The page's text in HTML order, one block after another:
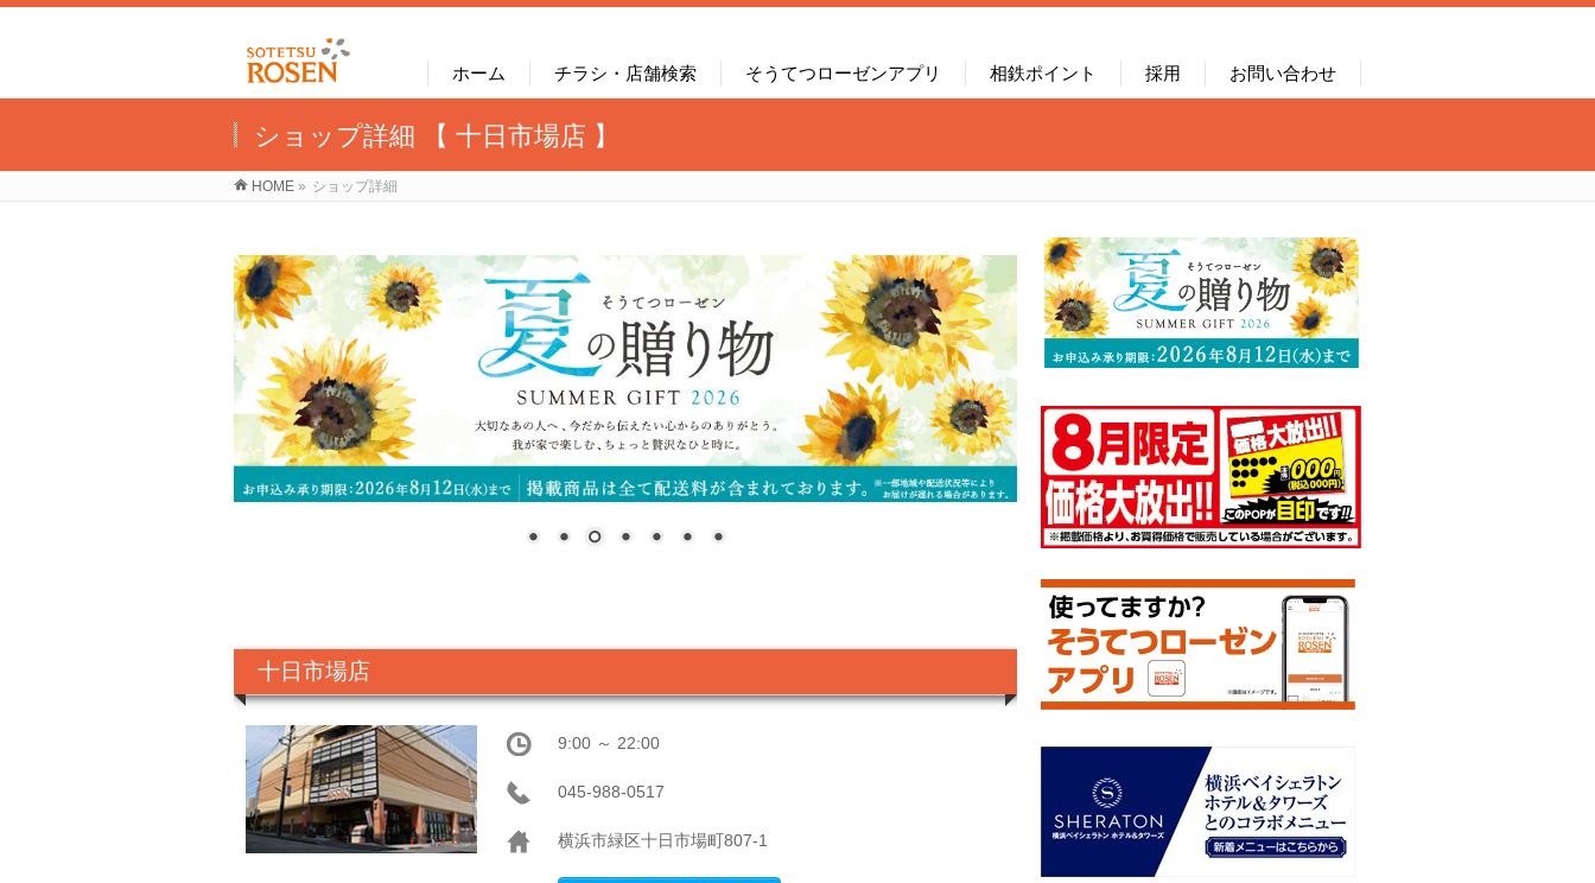
ホーム チラシ・店舗検索 そうてつローゼンアプリ 相鉄ポイント 採用 お問い合わせ
ショップ詳細 【 十日市場店 】
HOME » ショップ詳細
十日市場店
9:00 ～ 22:00
045-988-0517
横浜市緑区十日市場町807-1